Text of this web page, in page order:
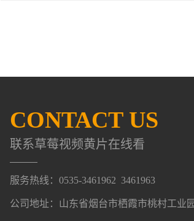
CONTACT US
联系草莓视频黄片在线看
服务热线：0535-3461962 3461963
公司地址：山东省烟台市栖霞市桃村工业